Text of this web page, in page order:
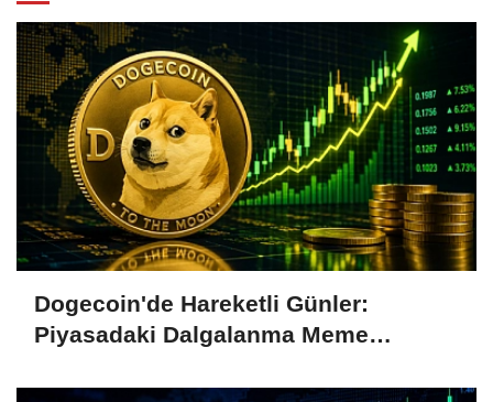
Dogecoin'de Hareketli Günler:
Piyasadaki Dalgalanma Meme